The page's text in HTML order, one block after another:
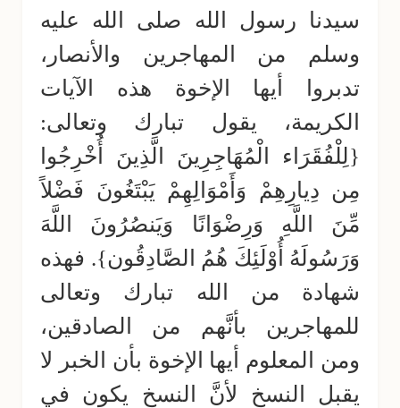
سيدنا رسول الله صلى الله عليه
وسلم من المهاجرين والأنصار،
تدبروا أيها الإخوة هذه الآيات
الكريمة، يقول تبارك وتعالى:
{لِلْفُقَرَاء الْمُهَاجِرِينَ الَّذِينَ أُخْرِجُوا
مِن دِيارِهِمْ وَأَمْوَالِهِمْ يَبْتَغُونَ فَضْلاً
مِّنَ اللَّهِ وَرِضْوَانًا وَيَنصُرُونَ اللَّهَ
وَرَسُولَهُ أُوْلَئِكَ هُمُ الصَّادِقُون}. فهذه
شهادة من الله تبارك وتعالى
للمهاجرين بأنَّهم من الصادقين،
ومن المعلوم أيها الإخوة بأن الخبر لا
يقبل النسخ لأنَّ النسخ يكون في